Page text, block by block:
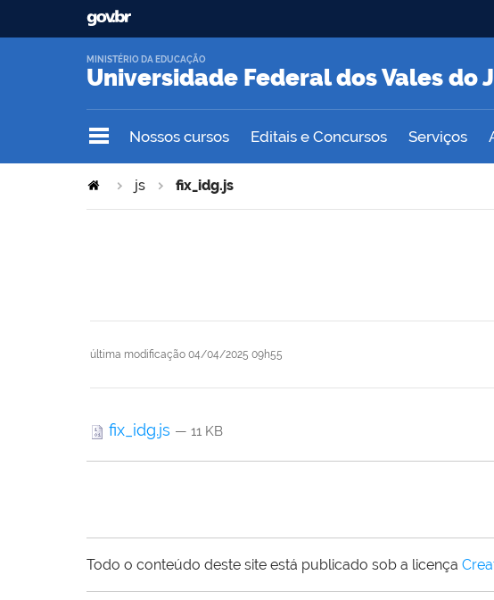
Universidade Federal dos Vales do
MINISTÉRIO DA EDUCAÇÃO
Nossos cursos Editais e Concursos Serviços
js fix_idg.js
última modificação 04/04/2025 09h55
fix_idg.js — 11 KB
Todo o conteúdo deste site está publicado sob a licença